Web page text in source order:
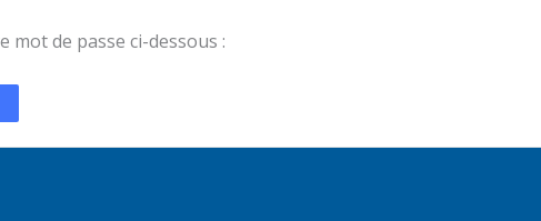
de passe ci-dessous :